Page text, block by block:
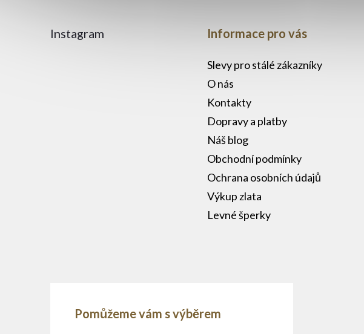
Instagram Informace pro vás
Slevy pro stálé zákazníky
O nás
Kontakty
Dopravy a platby
Náš blog
Obchodní podmínky
Ochrana osobních údajů
Výkup zlata
Levné šperky